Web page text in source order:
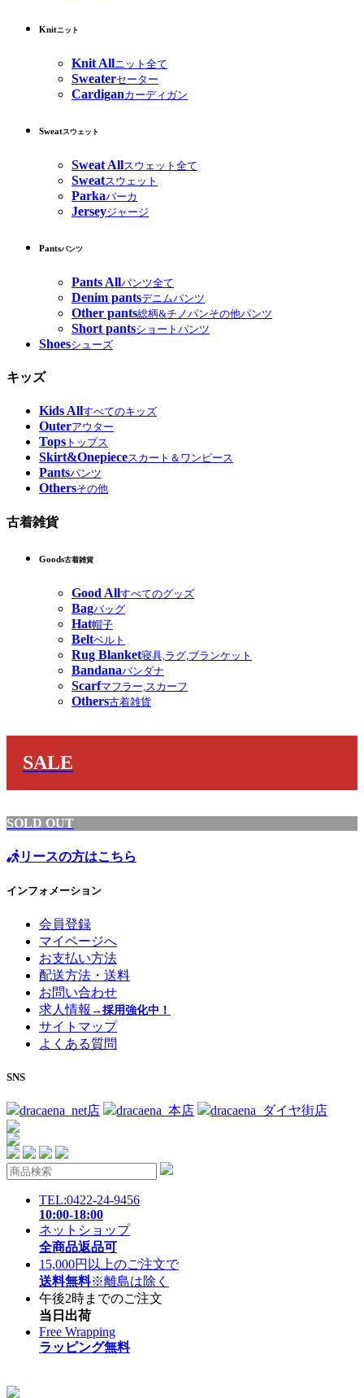
Knitニット
Knit Allニット全て
Sweaterセーター
Cardiganカーディガン
Sweatスウェット
Sweat Allスウェット全て
Sweatスウェット
Parkaパーカ
Jerseyジャージ
Pantsパンツ
Pants Allパンツ全て
Denim pantsデニムパンツ
Other pants総柄&チノパンその他パンツ
Short pantsショートパンツ
Shoesシューズ
キッズ
Kids Allすべてのキッズ
Outerアウター
Tops トップス
Skirt&Onepieceスカート＆ワンピース
Pantsパンツ
Othersその他
古着雑貨
Goods古着雑貨
Good Allすべてのグッズ
Bagバッグ
Hat帽子
Beltベルト
Rug Blanket寝具,ラグ,ブランケット
Bandanaバンダナ
Scarfマフラー,スカーフ
Others古着雑貨
SALE
SOLD OUT
リースの方はこちら
インフォメーション
会員登録
マイページへ
お支払い方法
配送方法・送料
お問い合わせ
求人情報 →採用強化中！
サイトマップ
よくある質問
SNS
dracaena_net店 dracaena_本店 dracaena_ダイヤ街店
TEL:0422-24-9456
10:00-18:00
ネットショップ
全商品返品可
15,000円以上のご注文で
送料無料※離島は除く
午後2時までのご注文
当日出荷
Free Wrapping
ラッピング無料